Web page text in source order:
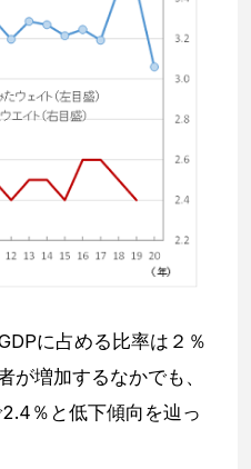
に占める比率は２％
が増加するなかでも、
％と低下傾向を辿っ